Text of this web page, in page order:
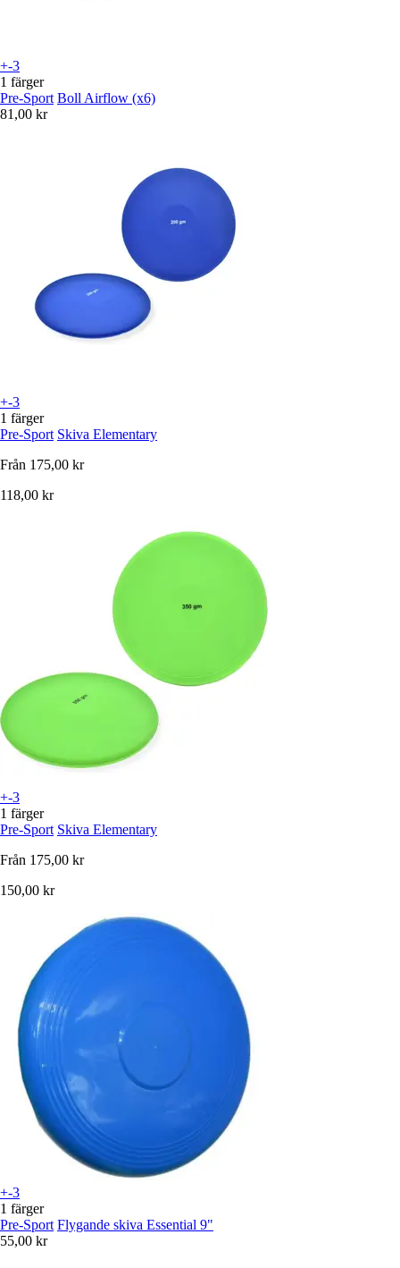
+-3
1 färger
Pre-Sport Boll Airflow (x6)
81,00 kr
+-3
1 färger
Pre-Sport Skiva Elementary
Från 175,00 kr
118,00 kr
+-3
1 färger
Pre-Sport Skiva Elementary
Från 175,00 kr
150,00 kr
+-3
1 färger
Pre-Sport Flygande skiva Essential 9"
55,00 kr